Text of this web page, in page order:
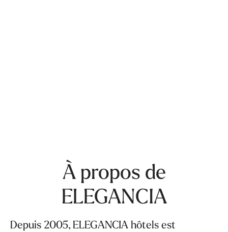
À propos de
ELEGANCIA
Depuis 2005, ELEGANCIA hôtels est